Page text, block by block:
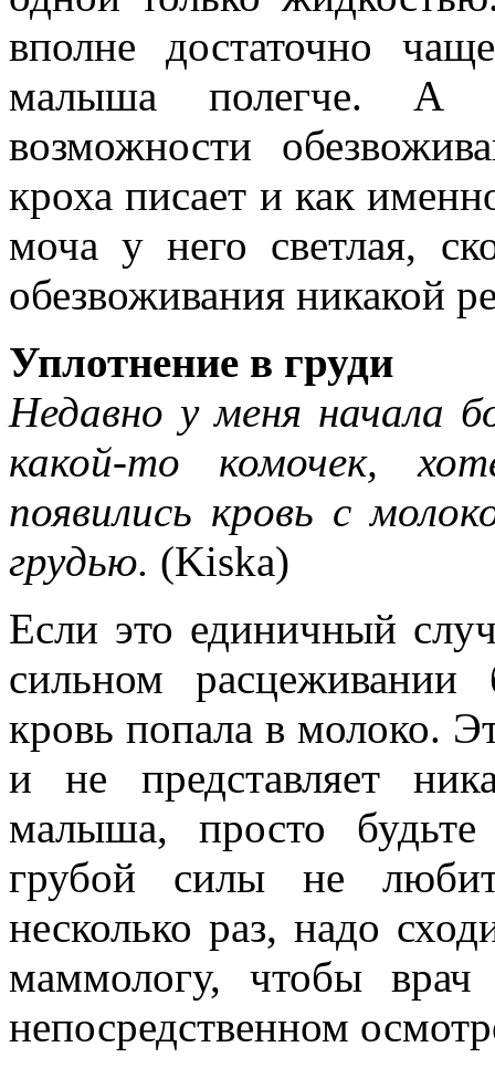
вполне достаточно
малыша полегче. А
возможности
кроха писает и как
моча у него светлая,
обезвоживания никакой
Уплотнение в груди
Недавно у меня начала
какой-то комочек,
появились кровь с
грудью. (Kiska)
Если это единичный
сильном
кровь попала в молоко.
и не представляет
малыша, просто
грубой силы не
несколько раз, надо
маммологу, чтобы
непосредственном